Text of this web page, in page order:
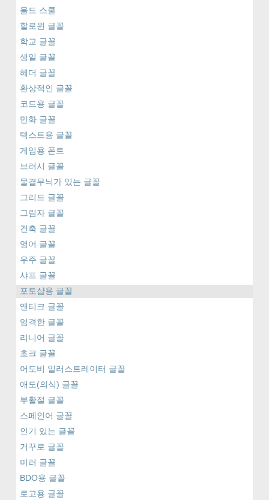
올드 스쿨
할로윈 글꼴
학교 글꼴
생일 글꼴
헤더 글꼴
환상적인 글꼴
코드용 글꼴
만화 글꼴
텍스트용 글꼴
게임용 폰트
브러시 글꼴
물결무늬가 있는 글꼴
그리드 글꼴
그림자 글꼴
건축 글꼴
영어 글꼴
우주 글꼴
샤프 글꼴
포토샵용 글꼴
앤티크 글꼴
엄격한 글꼴
리니어 글꼴
초크 글꼴
어도비 일러스트레이터 글꼴
애도(의식) 글꼴
부활절 글꼴
스페인어 글꼴
인기 있는 글꼴
거꾸로 글꼴
미러 글꼴
BDO용 글꼴
로고용 글꼴